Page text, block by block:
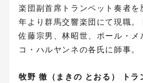
楽団副首席トランペット奏者を
年より群馬交響楽団にて現職。
佐藤宗男、林昭世、ポール・メ
コ・ハルヤンネの各氏に師事。
牧野 徹（まきの とおる） トラ